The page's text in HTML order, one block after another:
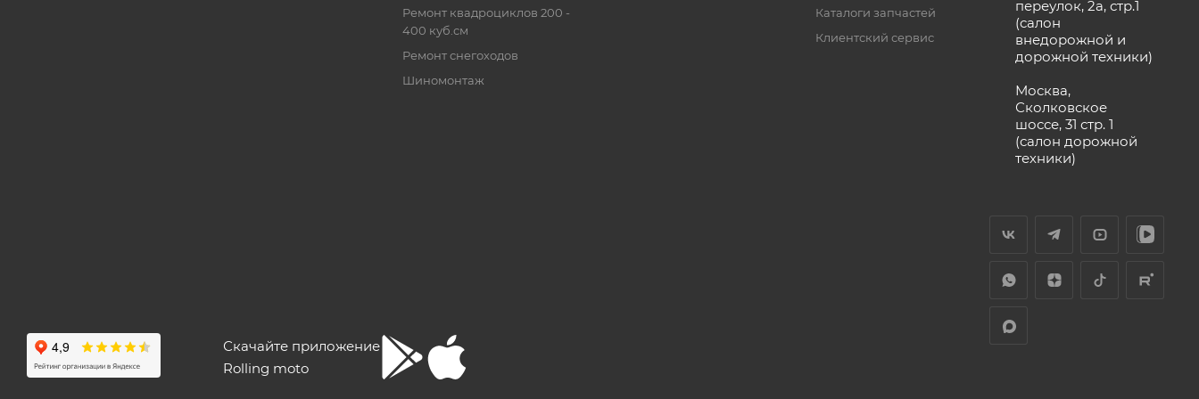
Ремонт квадроциклов 200 -
400 куб.см
Ремонт снегоходов
Шиномонтаж
Каталоги запчастей
Клиентский сервис
переулок, 2а, стр.1
(салон
внедорожной и
дорожной техники)
Москва,
Сколковское
шоссе, 31 стр. 1
(салон дорожной
техники)
Скачайте приложение
Rolling moto